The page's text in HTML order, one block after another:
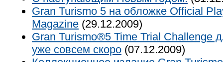
Gran Turismo 5 на обложке Official
Magazine (29.12.2009)
Gran Turismo®5 Time Trial Challenge
уже совсем скоро (07.12.2009)